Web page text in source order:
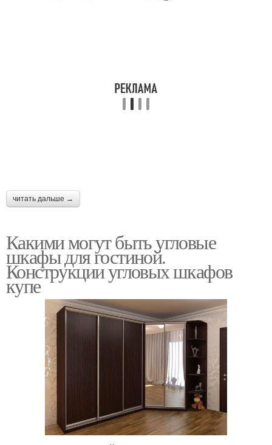
читать дальше →
Какими могут быть угловые
шкафы для гостиной.
Конструкции угловых шкафов
купе